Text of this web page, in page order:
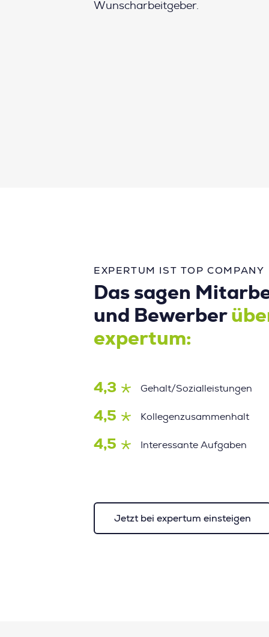
Wunscharbeitgeber.
EXPERTUM IST TOP COMPANY
Das sagen
und Bewerber
expertum:
4,3 Gehalt/Sozialleistungen
4,5 Kollegenzusammenhalt
4,5 Interessante Aufgaben
Jetzt bei expertum einsteigen